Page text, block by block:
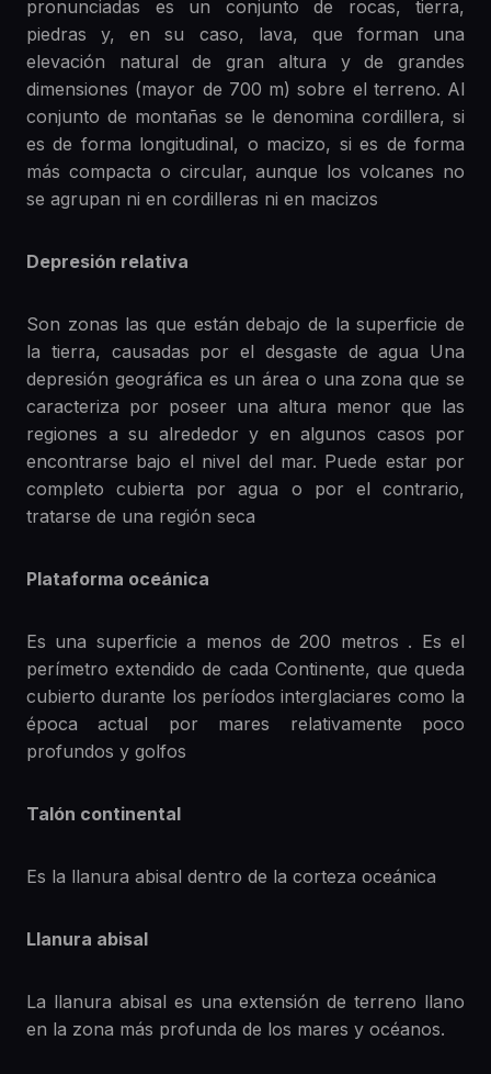
pronunciadas es un conjunto de rocas, tierra,
piedras y, en su caso, lava, que forman una
elevación natural de gran altura y de grandes
dimensiones (mayor de 700 m) sobre el terreno. Al
conjunto de montañas se le denomina cordillera, si
es de forma longitudinal, o macizo, si es de forma
más compacta o circular, aunque los volcanes no
se agrupan ni en cordilleras ni en macizos
Depresión relativa
Son zonas las que están debajo de la superficie de
la tierra, causadas por el desgaste de agua Una
depresión geográfica es un área o una zona que se
caracteriza por poseer una altura menor que las
regiones a su alrededor y en algunos casos por
encontrarse bajo el nivel del mar. Puede estar por
completo cubierta por agua o por el contrario,
tratarse de una región seca
Plataforma oceánica
Es una superficie a menos de 200 metros . Es el
perímetro extendido de cada Continente, que queda
cubierto durante los períodos interglaciares como la
época actual por mares relativamente poco
profundos y golfos
Talón continental
Es la llanura abisal dentro de la corteza oceánica
Llanura abisal
La llanura abisal es una extensión de terreno llano
en la zona más profunda de los mares y océanos.